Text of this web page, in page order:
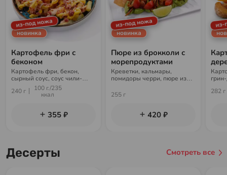
из-под ножа
новинка
Картофель фри с
беконом
Картофель фри, бекон,
сырный соус, соус чили-
гарлик, пармезан
240 г
100 г./235
ккал
355 ₽
из-под ножа
новинка
Пюре из брокколи с
морепродуктами
Креветки, кальмары,
помидоры черри, пюре из
лайм, чипсы
255 г
420 ₽
из-
282 г
Десерты Смотреть все